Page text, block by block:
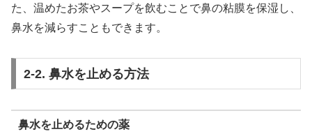
た、温めたお茶やスープを飲むことで鼻の粘膜を保湿し、
鼻水を減らすこともできます。
2-2. 鼻水を止める方法
鼻水を止めるための薬